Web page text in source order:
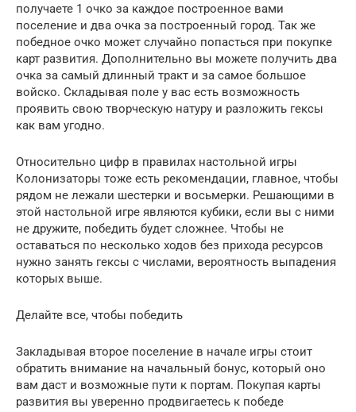
получаете 1 очко за каждое построенное вами
поселение и два очка за построенный город. Так же
победное очко может случайно попасться при покупке
карт развития. Дополнительно вы можете получить два
очка за самый длинный тракт и за самое большое
войско. Складывая поле у вас есть возможность
проявить свою творческую натуру и разложить гексы
как вам угодно.
Относительно цифр в правилах настольной игры
Колонизаторы тоже есть рекомендации, главное, чтобы
рядом не лежали шестерки и восьмерки. Решающими в
этой настольной игре являются кубики, если вы с ними
не дружите, победить будет сложнее. Чтобы не
оставаться по несколько ходов без прихода ресурсов
нужно занять гексы с числами, вероятность выпадения
которых выше.
Делайте все, чтобы победить
Закладывая второе поселение в начале игры стоит
обратить внимание на начальный бонус, который оно
вам даст и возможные пути к портам. Покупая карты
развития вы уверенно продвигаетесь к победе